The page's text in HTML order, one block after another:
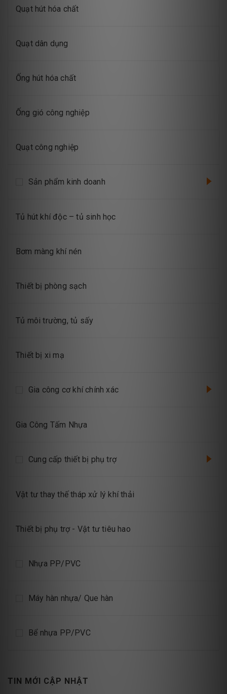
Quạt hút hóa chất
Quạt dân dụng
Ống hút hóa chất
Ống gió công nghiệp
Quạt công nghiệp
Sản phẩm kinh doanh
Tủ hút khí độc – tủ sinh học
Bơm màng khí nén
Thiết bị phòng sạch
Tủ môi trường, tủ sấy
Thiết bị xi mạ
Gia công cơ khí chính xác
Gia Công Tấm Nhựa
Cung cấp thiết bị phụ trợ
Vật tư thay thế tháp xử lý khí thải
Thiết bị phụ trợ - Vật tư tiêu hao
Nhựa PP/PVC
Máy hàn nhựa/ Que hàn
Bể nhựa PP/PVC
TIN MỚI CẬP NHẬT